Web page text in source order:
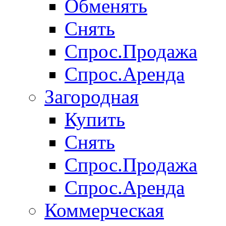
Обменять
Снять
Спрос.Продажа
Спрос.Аренда
Загородная
Купить
Снять
Спрос.Продажа
Спрос.Аренда
Коммерческая